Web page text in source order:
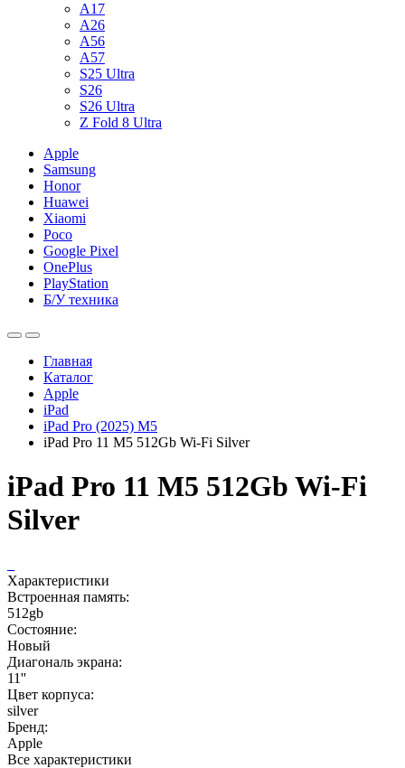
A17
A26
A56
A57
S25 Ultra
S26
S26 Ultra
Z Fold 8 Ultra
Apple
Samsung
Honor
Huawei
Xiaomi
Poco
Google Pixel
OnePlus
PlayStation
Б/У техника
Главная
Каталог
Apple
iPad
iPad Pro (2025) M5
iPad Pro 11 M5 512Gb Wi-Fi Silver
iPad Pro 11 M5 512Gb Wi-Fi
Silver
Характеристики
Встроенная память:
512gb
Состояние:
Новый
Диагональ экрана:
11''
Цвет корпуса:
silver
Бренд:
Apple
Все характеристики